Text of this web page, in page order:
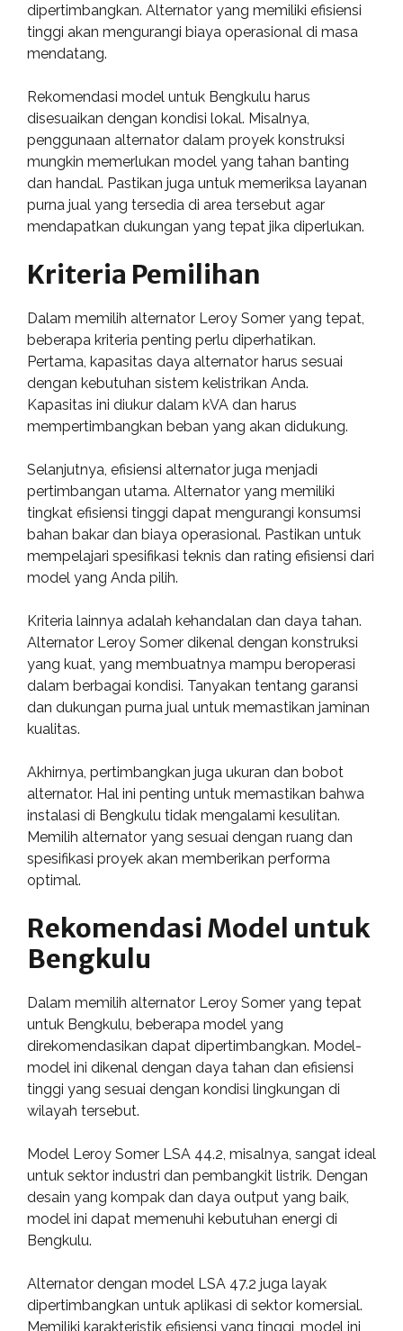
dipertimbangkan. Alternator yang memiliki efisiensi
tinggi akan mengurangi biaya operasional di masa
mendatang.
Rekomendasi model untuk Bengkulu harus
disesuaikan dengan kondisi lokal. Misalnya,
penggunaan alternator dalam proyek konstruksi
mungkin memerlukan model yang tahan banting
dan handal. Pastikan juga untuk memeriksa layanan
purna jual yang tersedia di area tersebut agar
mendapatkan dukungan yang tepat jika diperlukan.
Kriteria Pemilihan
Dalam memilih alternator Leroy Somer yang tepat,
beberapa kriteria penting perlu diperhatikan.
Pertama, kapasitas daya alternator harus sesuai
dengan kebutuhan sistem kelistrikan Anda.
Kapasitas ini diukur dalam kVA dan harus
mempertimbangkan beban yang akan didukung.
Selanjutnya, efisiensi alternator juga menjadi
pertimbangan utama. Alternator yang memiliki
tingkat efisiensi tinggi dapat mengurangi konsumsi
bahan bakar dan biaya operasional. Pastikan untuk
mempelajari spesifikasi teknis dan rating efisiensi dari
model yang Anda pilih.
Kriteria lainnya adalah kehandalan dan daya tahan.
Alternator Leroy Somer dikenal dengan konstruksi
yang kuat, yang membuatnya mampu beroperasi
dalam berbagai kondisi. Tanyakan tentang garansi
dan dukungan purna jual untuk memastikan jaminan
kualitas.
Akhirnya, pertimbangkan juga ukuran dan bobot
alternator. Hal ini penting untuk memastikan bahwa
instalasi di Bengkulu tidak mengalami kesulitan.
Memilih alternator yang sesuai dengan ruang dan
spesifikasi proyek akan memberikan performa
optimal.
Rekomendasi Model untuk
Bengkulu
Dalam memilih alternator Leroy Somer yang tepat
untuk Bengkulu, beberapa model yang
direkomendasikan dapat dipertimbangkan. Model-
model ini dikenal dengan daya tahan dan efisiensi
tinggi yang sesuai dengan kondisi lingkungan di
wilayah tersebut.
Model Leroy Somer LSA 44.2, misalnya, sangat ideal
untuk sektor industri dan pembangkit listrik. Dengan
desain yang kompak dan daya output yang baik,
model ini dapat memenuhi kebutuhan energi di
Bengkulu.
Alternator dengan model LSA 47.2 juga layak
dipertimbangkan untuk aplikasi di sektor komersial.
Memiliki karakteristik efisiensi yang tinggi, model ini